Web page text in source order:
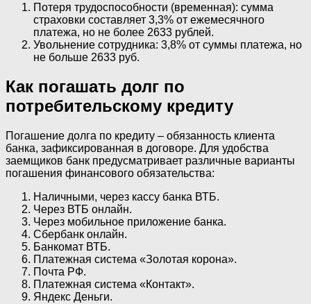
Потеря трудоспособности (временная): сумма
страховки составляет 3,3% от ежемесячного
платежа, но не более 2633 рублей.
Увольнение сотрудника: 3,8% от суммы платежа, но
не больше 2633 руб.
Как погашать долг по
потребительскому кредиту
Погашение долга по кредиту – обязанность клиента
банка, зафиксированная в договоре. Для удобства
заемщиков банк предусматривает различные варианты
погашения финансового обязательства:
Наличными, через кассу банка ВТБ.
Через ВТБ онлайн.
Через мобильное приложение банка.
Сбербанк онлайн.
Банкомат ВТБ.
Платежная система «Золотая корона».
Почта РФ.
Платежная система «Контакт».
Яндекс Деньги.